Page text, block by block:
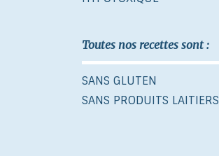
Toutes nos recettes sont :
SANS GLUTEN
SANS PRODUITS LAITIERS